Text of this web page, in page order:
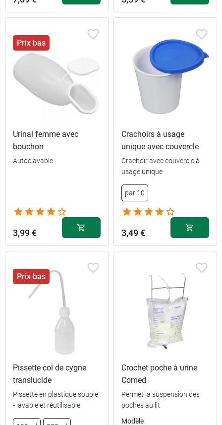
Prix bas
Urinal femme avec
bouchon
Autoclavable
3,99 €
Crachoirs à usage
unique avec couvercle
Crachoir avec couvercle à
usage unique
par 10
3,49 €
Prix bas
Pissette col de cygne
translucide
Pissette en plastique souple
- lavable et réutilisable
Crochet poche à urine
Comed
Permet la suspension des
poches au lit
Modèle